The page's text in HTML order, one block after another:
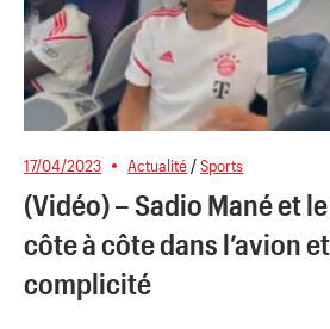
17/04/2023 Actualité /Sports
(Vidéo) – Sadio Mané et
côte à côte dans l’avion
complicité